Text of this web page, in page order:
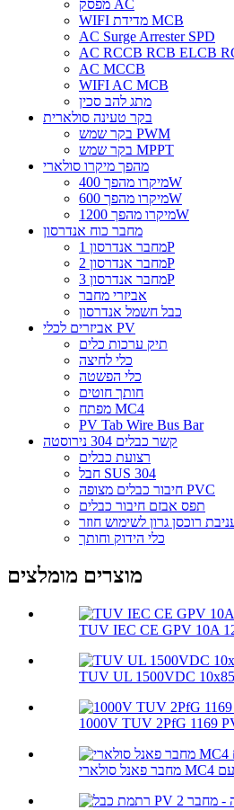
מפסק AC
WIFI מדידת MCB
AC Surge Arrester SPD
AC RCCB RCB ELCB
AC MCCB
WIFI AC MCB
מתג להב סכין
בקר טעינה סולארית
בקר שמש PWM
בקר שמש MPPT
מהפך מיקרו סולארי
מיקרו מהפך 400W
מיקרו מהפך 600W
מיקרו מהפך 1200W
מחבר כוח אנדרסון
מחבר אנדרסון 1P
מחבר אנדרסון 2P
מחבר אנדרסון 3P
אביזרי מחבר
כבל חשמל אנדרסון
אביזרים לכלי PV
תיק ערכות כלים
כלי לחיצה
כלי הפשטה
חותך חוטים
מפתח MC4
PV Tab Wire Bus Bar
קשר כבלים 304 נירוסטה
רצועת כבלים
חבל SUS 304
חיבור כבלים מצופה PVC
תפס אבזם חיבור כבלים
רוכסן גרון לשימוש חוזר
כלי הידוק וחותך
מוצרים מומלצים
TUV IEC CE GPV 10A
TUV UL 1500VDC